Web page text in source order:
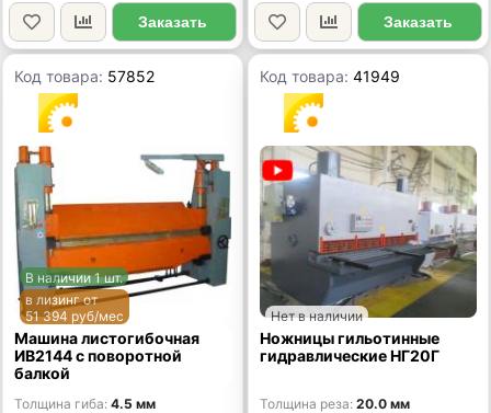
Заказать Заказать
Код товара: 57852
В наличии 1 шт.
в лизинг от
51 394 руб/мес
Машина листогибочная
ИВ2144 с поворотной
балкой
Толщина гиба 4.5 мм
Код товара:41949
Нет в наличии
Ножницы гильотинные
гидравлические НГ20Г
Толщина реза 20.0 мм